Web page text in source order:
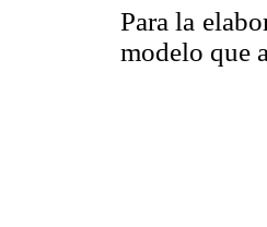
Para la
modelo que